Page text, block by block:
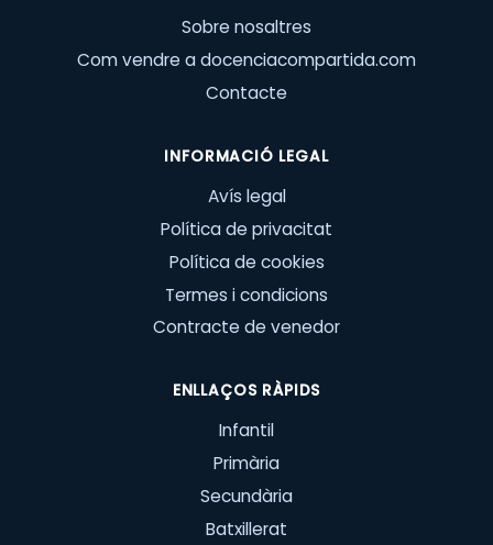
Sobre nosaltres
Com vendre a docenciacompartida.com
Contacte
INFORMACIÓ LEGAL
Avís legal
Política de privacitat
Política de cookies
Termes i condicions
Contracte de venedor
ENLLAÇOS RÀPIDS
Infantil
Primària
Secundària
Batxillerat